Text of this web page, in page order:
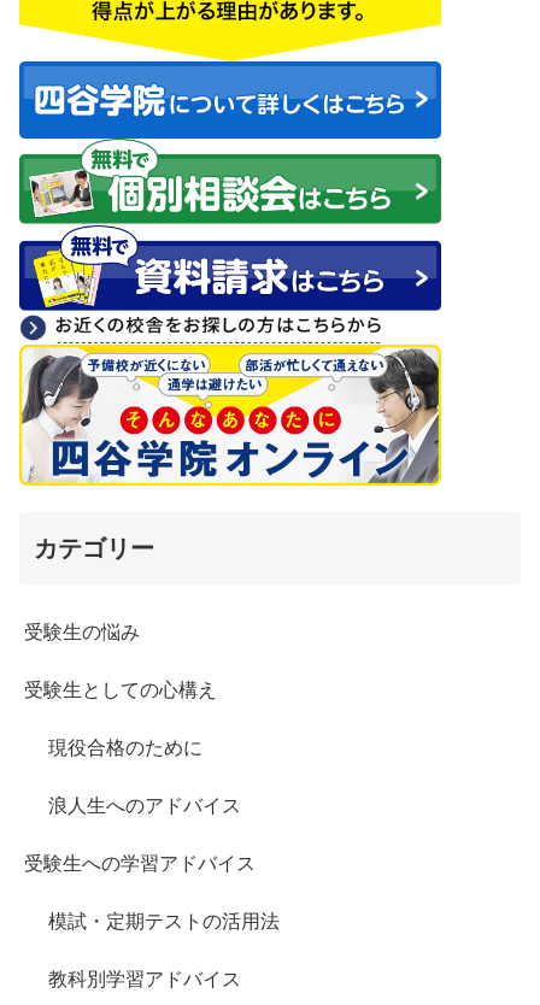
カテゴリー
受験生の悩み
受験生としての心構え
現役合格のために
浪人生へのアドバイス
受験生への学習アドバイス
模試・定期テストの活用法
教科別学習アドバイス